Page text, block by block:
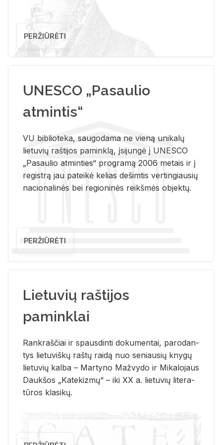
PERŽIŪRĖTI
UNESCO „Pasaulio
atmintis“
VU biblioteka, saugodama ne vieną unikalų
lietuvių raštijos paminklą, įsijungė į UNESCO
„Pasaulio atminties“ programą 2006 metais ir į
registrą jau pateikė kelias dešimtis vertingiausių
nacionalinės bei regioninės reikšmės objektų.
PERŽIŪRĖTI
Lietuvių raštijos
paminklai
Rank­raš­čiai ir spaus­din­ti do­ku­men­tai, pa­ro­dan­
tys lie­tu­viš­kų raš­tų rai­dą nuo se­niau­sių kny­gų
lie­tu­vių kal­ba – Mar­ty­no Ma­žvy­do ir Mi­ka­lo­jaus
Dauk­šos „Ka­te­kiz­mų“ – iki XX a. lie­tu­vių li­te­ra­
tū­ros kla­si­kų.